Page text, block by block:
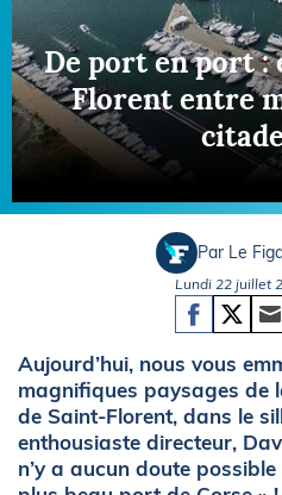
De port en port :
Florent entre
Par Le
Lundi 22 juillet
Aujourd’hui, nous vous
magnifiques paysages de
de Saint-Florent, dans le
enthousiaste directeur,
n’y a aucun doute